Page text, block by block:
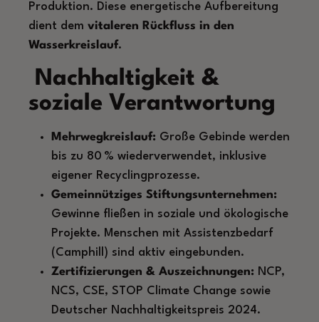
Produktion. Diese energetische Aufbereitung
dient dem vitaleren Rückfluss in den
Wasserkreislauf.
Nachhaltigkeit &
soziale Verantwortung
Mehrwegkreislauf: Große Gebinde werden
bis zu 80 % wiederverwendet, inklusive
eigener Recyclingprozesse.
Gemeinnütziges Stiftungsunternehmen:
Gewinne fließen in soziale und ökologische
Projekte. Menschen mit Assistenzbedarf
(Camphill) sind aktiv eingebunden.
Zertifizierungen & Auszeichnungen: NCP,
NCS, CSE, STOP Climate Change sowie
Deutscher Nachhaltigkeitspreis 2024.